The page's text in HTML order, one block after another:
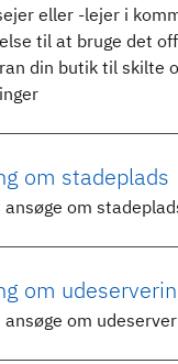
eller -lejer i
til at bruge det
din butik til skilte
om stadeplads
ansøge om
om
ansøge om